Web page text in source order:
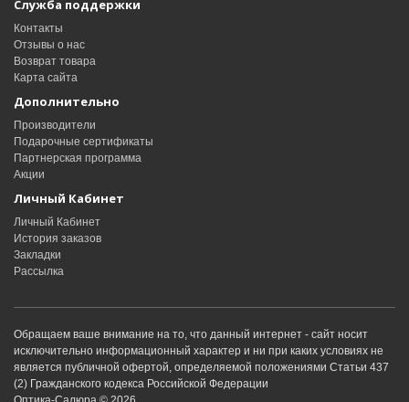
Служба поддержки
Контакты
Отзывы о нас
Возврат товара
Карта сайта
Дополнительно
Производители
Подарочные сертификаты
Партнерская программа
Акции
Личный Кабинет
Личный Кабинет
История заказов
Закладки
Рассылка
Обращаем ваше внимание на то, что данный интернет - сайт носит
исключительно информационный характер и ни при каких условиях не
является публичной офертой, определяемой положениями Статьи 437
(2) Гражданского кодекса Российской Федерации